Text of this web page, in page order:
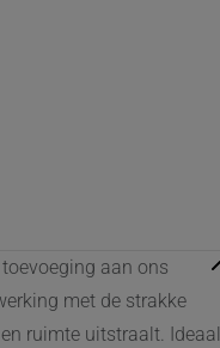
aan ons
met de strakke
ruimte uitstraalt. Ideaal